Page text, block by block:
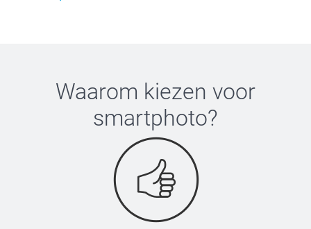
Waarom kiezen voor
smartphoto?